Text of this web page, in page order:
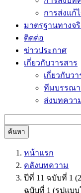
การส่งแก้
มาตรฐานทางจ
ติดต่อ
ข่าวประกาศ
เกี่ยวกับวารสาร
เกี่ยวกับวา
ทีมบรรณา
ส่งบทควา
ค้นหา
หน้าแรก
คลังบทความ
ปีที่ 11 ฉบับที่ 1
ฉบับที่ 1 (รูปแบ